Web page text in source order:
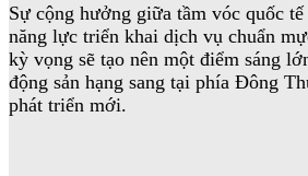
Sự cộng hưởng giữa tầm vóc quốc tế
năng lực triển khai dịch vụ chuẩn
kỳ vọng sẽ tạo nên một điểm sáng
động sản hạng sang tại phía Đông
phát triển mới.